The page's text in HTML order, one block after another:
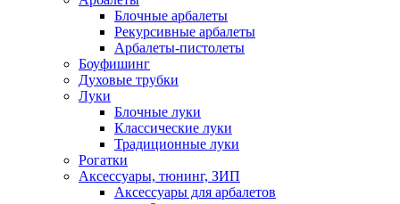
Блочные арбалеты
Рекурсивные арбалеты
Арбалеты-пистолеты
Боуфишинг
Духовые трубки
Луки
Блочные луки
Классические луки
Традиционные луки
Рогатки
Аксессуары, тюнинг, ЗИП
Аксессуары для арбалетов